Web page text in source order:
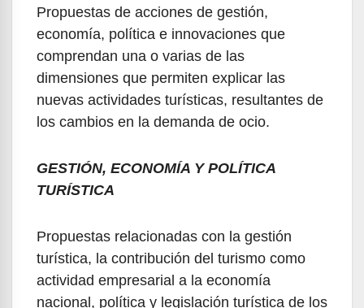
Propuestas de acciones de gestión,
economía, política e innovaciones que
comprendan una o varias de las
dimensiones que permiten explicar las
nuevas actividades turísticas, resultantes de
los cambios en la demanda de ocio.
GESTIÓN, ECONOMÍA Y POLÍTICA
TURÍSTICA
Propuestas relacionadas con la gestión
turística, la contribución del turismo como
actividad empresarial a la economía
nacional, política y legislación turística de los